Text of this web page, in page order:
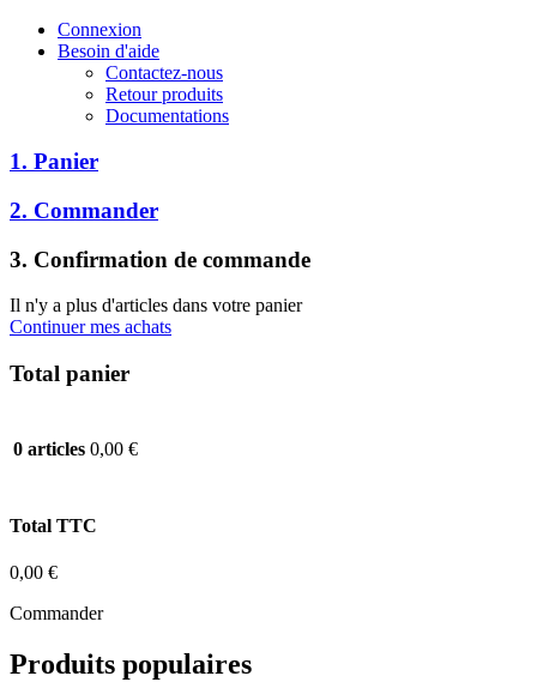
Connexion
Besoin d'aide
Contactez-nous
Retour produits
Documentations
1. Panier
2. Commander
3. Confirmation de commande
Il n'y a plus d'articles dans votre panier
Continuer mes achats
Total panier
0 articles 0,00 €
Total TTC
0,00 €
Commander
Produits populaires